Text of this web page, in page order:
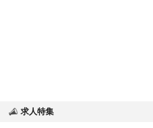
求人特集